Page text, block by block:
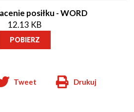
posiłku - WORD
12.13 KB
POBIERZ
Tweet
Will
Drukuj